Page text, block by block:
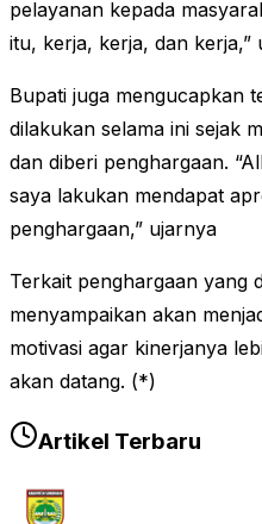
pelayanan kepada
itu, kerja, kerja, dan kerja,”
Bupati juga mengucapkan
dilakukan selama ini sejak
dan diberi penghargaan.
saya lakukan mendapat
penghargaan,” ujarnya
Terkait penghargaan yang
menyampaikan akan
motivasi agar kinerjanya
akan datang. (*)
Artikel Terbaru